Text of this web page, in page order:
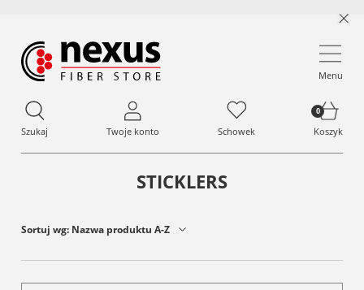
Menu
Szukaj Twoje konto Schowek Koszyk
STICKLERS
Sortuj wg: Nazwa produktu A-Z